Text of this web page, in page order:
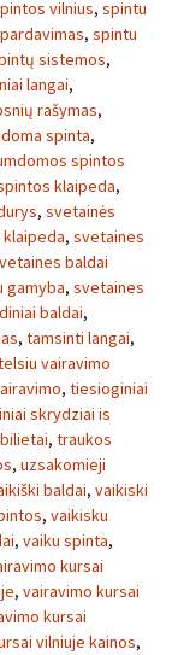
vilnius, spintu
, spintu
sistemos,
langai,
rašymas,
spinta,
spintos
klaipeda,
, svetainės
, svetaines
baldai
gamyba, svetaines
baldai,
, tamsinti langai,
vairavimo
, tiesioginiai
skrydziai is
, traukos
, uzsakomieji
baldai, vaikiski
, vaikisku
, vaiku spinta,
kursai
, vairavimo kursai
kursai
vilniuje kainos,